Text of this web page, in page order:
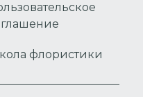
флористики